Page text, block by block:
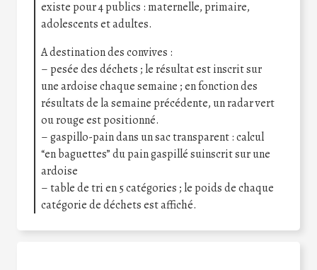
existe pour 4 publics : maternelle, primaire,
adolescents et adultes.
A destination des convives :
– pesée des déchets ; le résultat est inscrit sur
une ardoise chaque semaine ; en fonction des
résultats de la semaine précédente, un radar vert
ou rouge est positionné.
– gaspillo-pain dans un sac transparent : calcul
“en baguettes” du pain gaspillé suinscrit sur une
ardoise
– table de tri en 5 catégories ; le poids de chaque
catégorie de déchets est affiché.